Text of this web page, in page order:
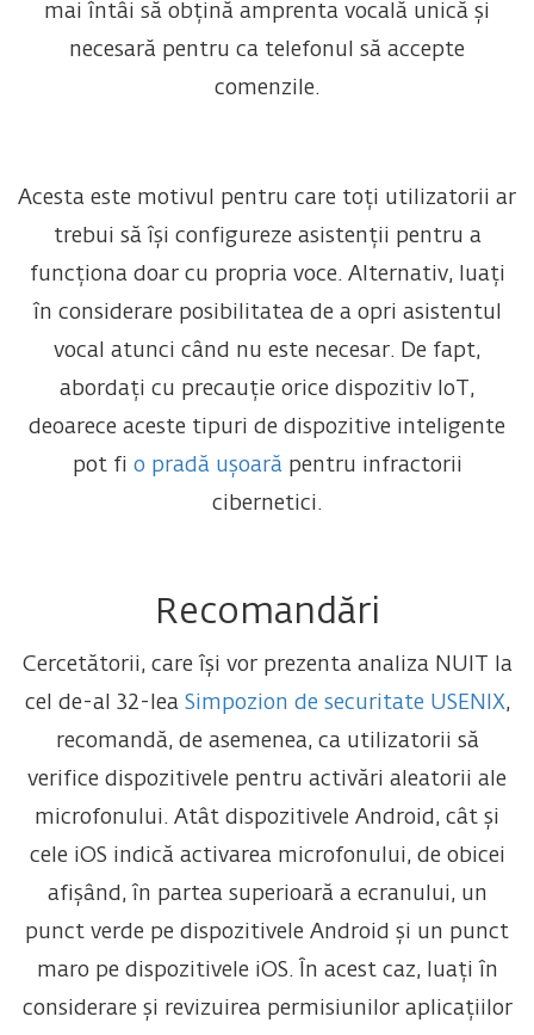
mai întâi să obțină amprenta vocală unică și
necesară pentru ca telefonul să accepte
comenzile.
Acesta este motivul pentru care toți utilizatorii ar
trebui să își configureze asistenții pentru a
funcționa doar cu propria voce. Alternativ, luați
în considerare posibilitatea de a opri asistentul
vocal atunci când nu este necesar. De fapt,
abordați cu precauție orice dispozitiv IoT,
deoarece aceste tipuri de dispozitive inteligente
pot fi o pradă ușoarăpentru infractorii
cibernetici.
Recomandări
Cercetătorii, care își vor prezenta analiza NUIT la
cel de-al 32-lea Simpozion de securitate USENIX,
recomandă, de asemenea, ca utilizatorii să
verifice dispozitivele pentru activări aleatorii ale
microfonului. Atât dispozitivele Android, cât și
cele iOS indică activarea microfonului, de obicei
afișând, în partea superioară a ecranului, un
punct verde pe dispozitivele Android și un punct
maro pe dispozitivele iOS. În acest caz, luați în
considerare și revizuirea permisiunilor aplicațiilor